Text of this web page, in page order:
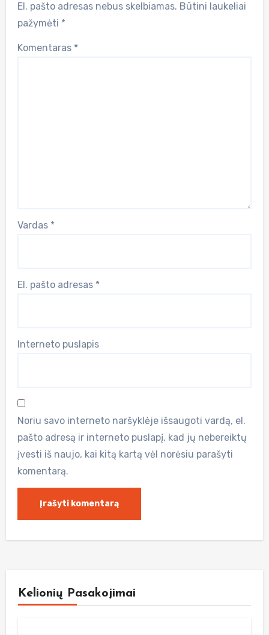
El. pašto adresas nebus skelbiamas. Būtini laukeliai
pažymėti *
Komentaras *
Vardas *
El. pašto adresas *
Interneto puslapis
Noriu savo interneto naršyklėje išsaugoti vardą, el.
pašto adresą ir interneto puslapį, kad jų nebereiktų
įvesti iš naujo, kai kitą kartą vėl norėsiu parašyti
komentarą.
Kelionių Pasakojimai